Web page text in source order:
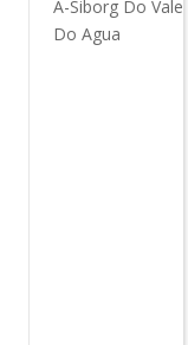
A-Siborg Do Vale
Do Agua